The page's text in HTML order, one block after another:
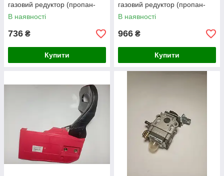
газовий редуктор (пропан-
бутан)
В наявності
736 ₴
Купити
газовий редуктор (пропан-
бутан)
В наявності
966 ₴
Купити